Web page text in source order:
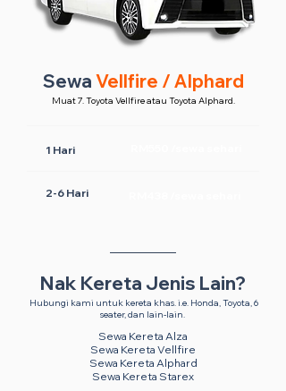
Sewa Vellfire / Alphard
Muat 7. Toyota Vellfire atau Toyota Alphard.
1 Hari
2-6 Hari
Nak Kereta Jenis Lain?
Hubungi kami untuk kereta khas. i.e. Honda, Toyota, 6
seater, dan lain-lain.
Sewa Kereta Alza
Sewa Kereta Vellfire
Sewa Kereta Alphard
Sewa Kereta Starex